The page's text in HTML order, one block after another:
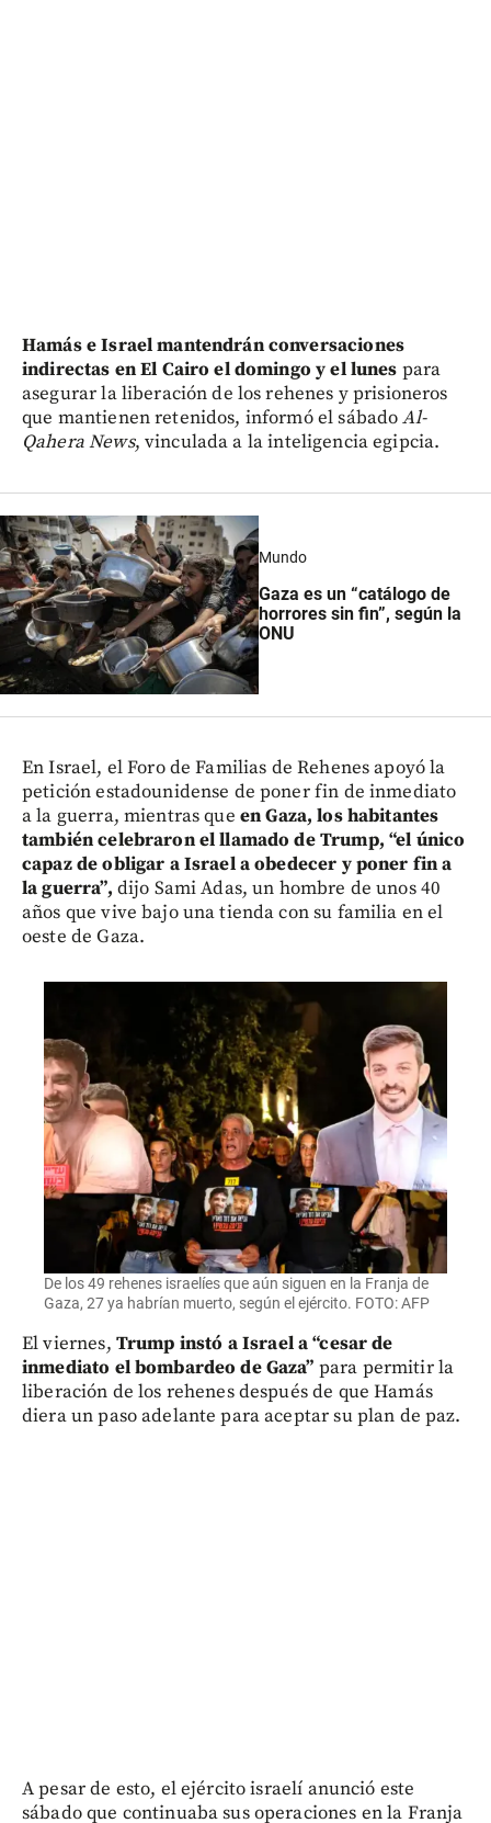
Hamás e Israel mantendrán conversaciones
indirectas en El Cairo el domingo y el lunes para
asegurar la liberación de los rehenes y prisioneros
que mantienen retenidos, informó el sábadoAl-
Qahera News, vinculada a la inteligencia egipcia.
Mundo
Gaza es un “catálogo de
horrores sin fin”, según la
ONU
En Israel, el Foro de Familias de Rehenes apoyó la
petición estadounidense de poner fin de inmediato
a la guerra, mientras que en Gaza, los habitantes
también celebraron el llamado de Trump, “el único
capaz de obligar a Israel a obedecer y poner fin a
la guerra”, dijo Sami Adas, un hombre de unos 40
años que vive bajo una tienda con su familia en el
oeste de Gaza.
De los 49 rehenes israelíes que aún siguen en la Franja de
Gaza, 27 ya habrían muerto, según el ejército. FOTO: AFP
El viernes, Trump instó a Israel a “cesar de
inmediato el bombardeo de Gaza” para permitir la
liberación de los rehenes después de que Hamás
diera un paso adelante para aceptar su plan de paz.
A pesar de esto, el ejército israelí anunció este
sábado que continuaba sus operaciones en la Franja